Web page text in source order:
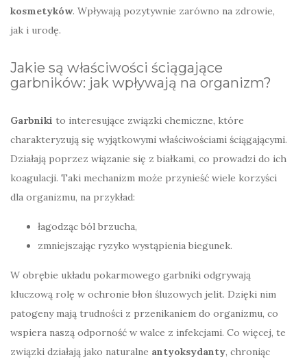
kosmetyków. Wpływają pozytywnie zarówno na zdrowie,
jak i urodę.
Jakie są właściwości ściągające
garbników: jak wpływają na organizm?
Garbniki to interesujące związki chemiczne, które
charakteryzują się wyjątkowymi właściwościami ściągającymi.
Działają poprzez wiązanie się z białkami, co prowadzi do ich
koagulacji. Taki mechanizm może przynieść wiele korzyści
dla organizmu, na przykład:
łagodząc ból brzucha,
zmniejszając ryzyko wystąpienia biegunek.
W obrębie układu pokarmowego garbniki odgrywają
kluczową rolę w ochronie błon śluzowych jelit. Dzięki nim
patogeny mają trudności z przenikaniem do organizmu, co
wspiera naszą odporność w walce z infekcjami. Co więcej, te
związki działają jako naturalne antyoksydanty, chroniąc